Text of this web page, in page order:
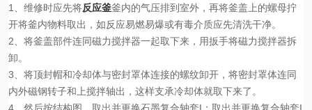
1、 维修时应先将反应釜釜内的气压排到室外，再将釜盖上的螺母拧
开将釜内物料取出， 如反应易燃易爆或有毒介质应先清洗干净。
2、 将釜盖部件连同磁力搅拌器一起取下来， 用扳手将磁力搅拌器拆
卸。
3、 将顶封帽和冷却体与密封罩体连接的螺纹卸开，将密封罩体连同
内外磁钢转子和上搅拌轴出，这样支承冷却体就取下来了。